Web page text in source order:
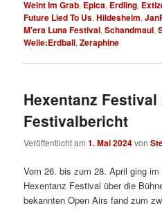
Weint Im Grab, Epica, Erdling,
Future Lied To Us,Hildesheim,
M'era Luna Festival,Schandmaul,
Welle:Erdball,Zeraphine
Hexentanz Festival
Festivalbericht
Veröffentlicht am1. Mai 2024von
Vom 26. bis zum 28. April ging im
Hexentanz Festival über die
bekannten Open Airs fand zum